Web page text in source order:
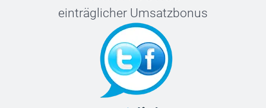
einträglicher Umsatzbonus